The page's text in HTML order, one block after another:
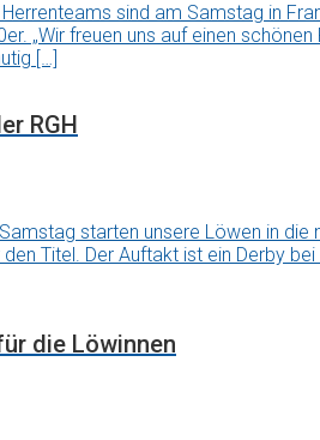
sind am Samstag in
„Wir freuen uns auf einen
[…]
RGH
starten unsere Löwen in
Titel. Der Auftakt ist ein Derby
die Löwinnen